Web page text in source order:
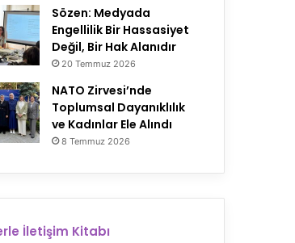
Sözen: Medyada
Engellilik Bir Hassasiyet
Değil, Bir Hak Alanıdır
20 Temmuz 2026
NATO Zirvesi’nde
Toplumsal Dayanıklılık
ve Kadınlar Ele Alındı
8 Temmuz 2026
İletişim Kitabı